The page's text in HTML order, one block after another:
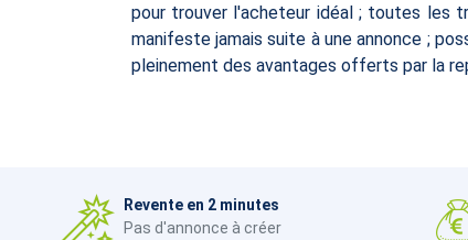
pour trouver l'acheteur idéal ; toutes les
manifeste jamais suite à une annonce ;
pleinement des avantages offerts par la
Revente en 2 minutes
Pas d'annonce à créer